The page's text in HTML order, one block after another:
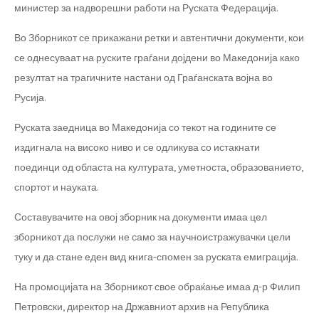
министер за надворешни работи на Руската Федерација.
Во Зборникот се прикажани ретки и автентични документи, кои
се однесуваат на руските граѓани дојдени во Македонија како
резултат на трагичните настани од Граѓанската војна во
Русија.
Руската заедница во Македонија со текот на годините се
издигнала на високо ниво и се одликува со истакнати
поединци од областа на културата, уметноста, образованието,
спортот и науката.
Составувачите на овој зборник на документи имаа цел
зборникот да послужи не само за научноистражувачки цели
туку и да стане еден вид книга-спомен за руската емиграција.
На промоцијата на Зборникот свое обраќање имаа д-р Филип
Петровски, директор на Државниот архив на Република